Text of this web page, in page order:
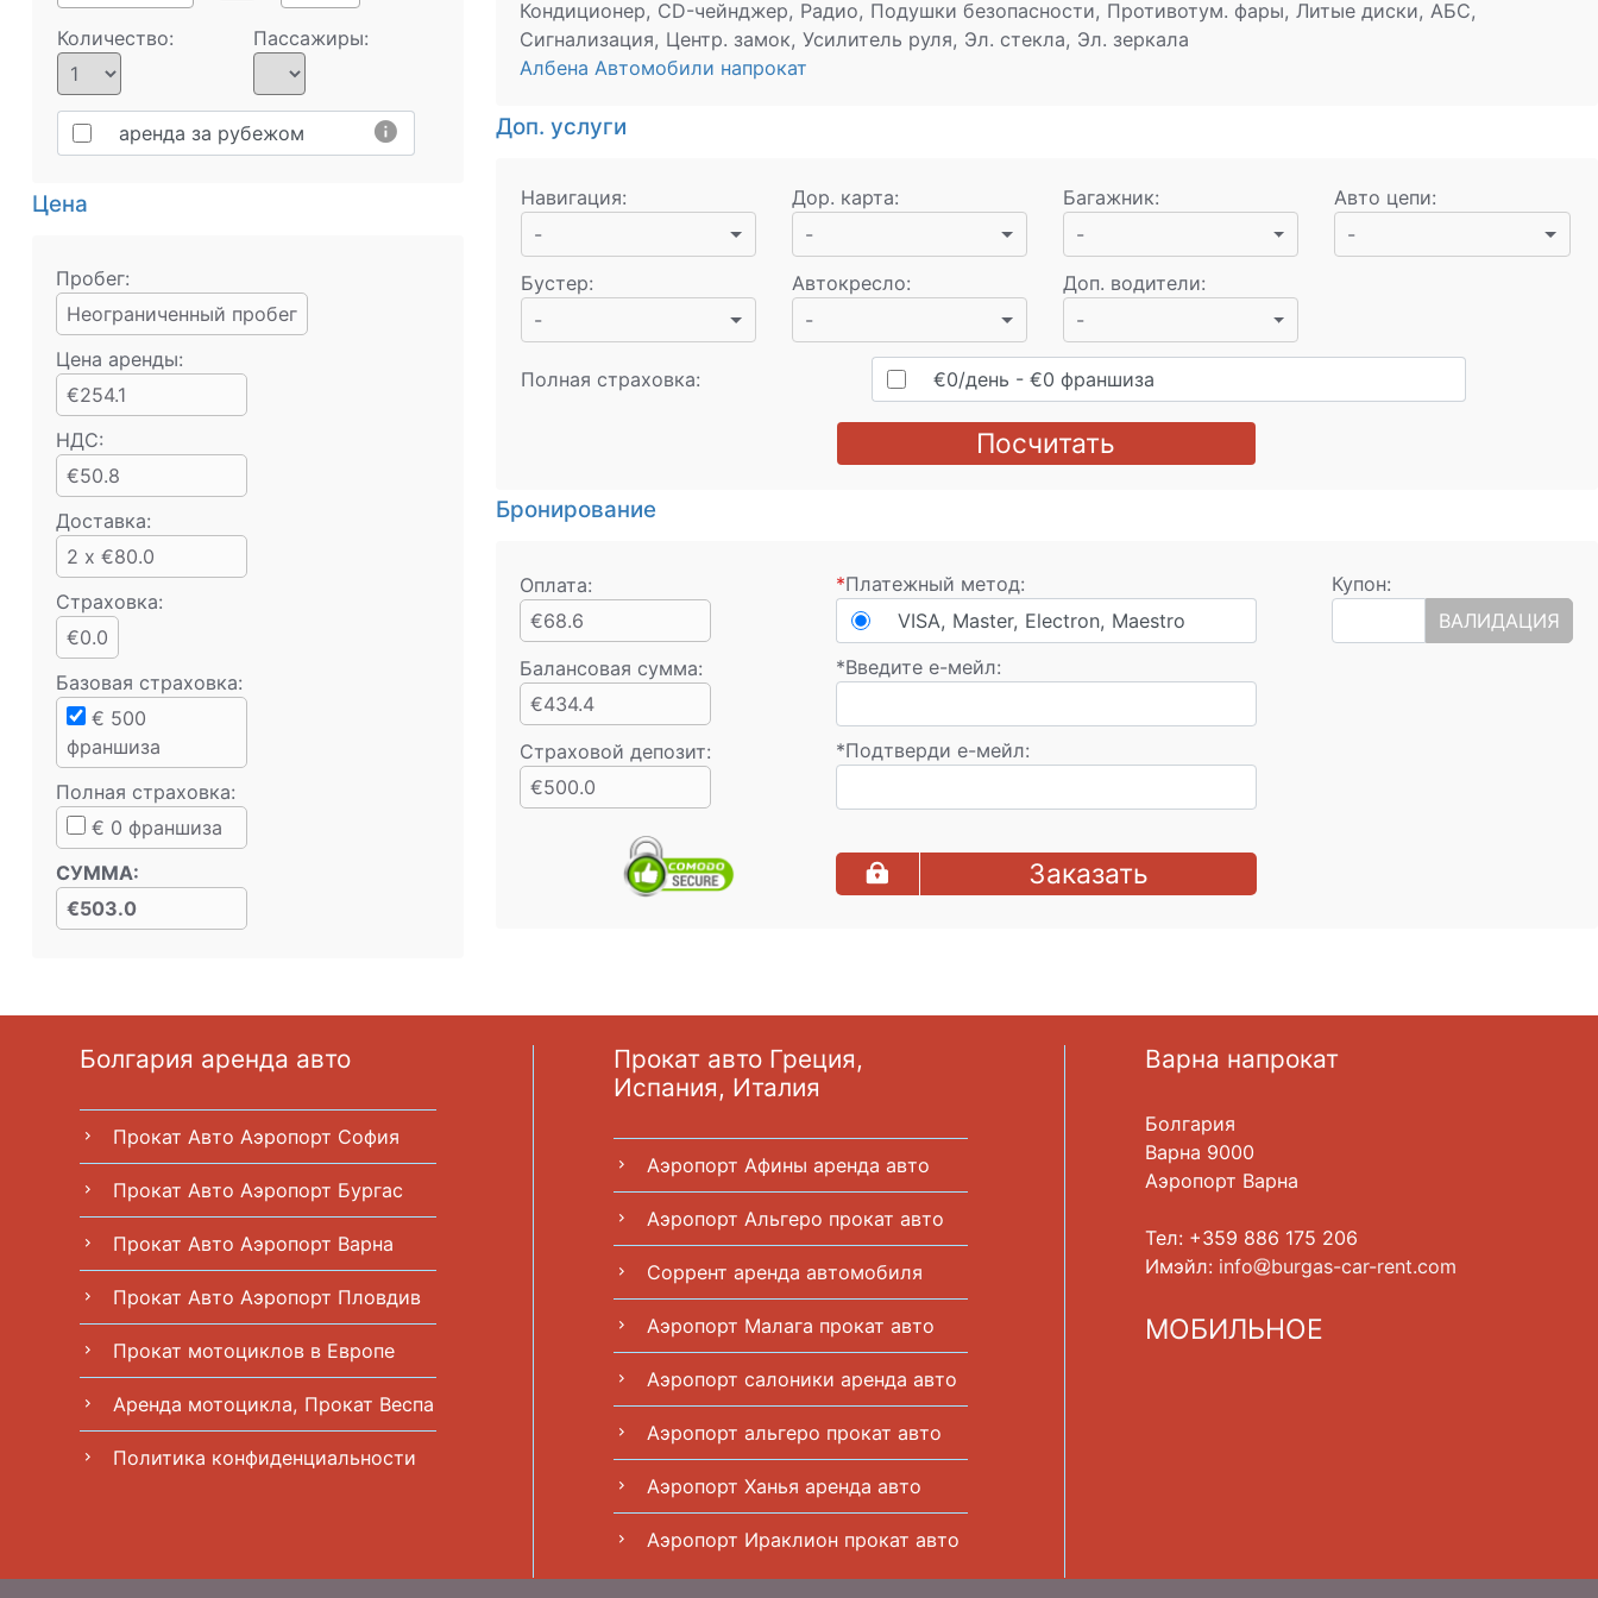
Количество: Пассажиры:
аренда за рубежом info
Цена
Пробег:
Неограниченный пробег
Цена аренды:
€254.1
НДС:
€50.8
Доставка:
2 x €80.0
Страховка:
€0.0
Базовая страховка:
€ 500
франшиза
Полная страховка:
€ 0 франшиза
СУММА:
€503.0
Кондиционер, CD-чейнджер, Радио, Подушки безопасности, Противотум. фары, Литые диски, АБС,
Сигнализация, Центр. замок, Усилитель руля, Эл. стекла, Эл. зеркала
Албена Автомобили напрокат
Доп. услуги
Навигация:
-
Дор. карта:
-
Багажник:
-
Авто цепи:
-
Бустер:
-
Автокресло:
-
Доп. водители:
-
Полная страховка: €0/день - €0 франшиза
Посчитать
Бронирование
Оплата:
€68.6
*Платежный метод:
VISA, Master, Electron, Maestro
Купон:
ВАЛИДАЦИЯ
Балансовая сумма:
€434.4
*Введите e-мейл:
Страховой депозит:
€500.0
*Подтверди е-мейл:
Заказать
Болгария аренда авто
chevron_right Прокат Авто Аэропорт София
chevron_right Прокат Авто Аэропорт Бургас
chevron_right Прокат Авто Аэропорт Варна
chevron_right Прокат Авто Аэропорт Пловдив
chevron_right Прокат мотоциклов в Европе
chevron_right Аренда мотоцикла, Прокат Веспа
chevron_right Политика конфиденциальности
Прокат авто Греция,
Испания, Италия
chevron_right Аэропорт Афины aренда авто
chevron_right Аэропорт Альгеро прокат авто
chevron_right Соррент аренда автомобиля
chevron_right Аэропорт Малага прокат авто
chevron_right Аэропорт салоники аренда авто
chevron_right Аэропорт альгеро прокат авто
chevron_right Аэропорт Ханья аренда авто
chevron_right Аэропорт Ираклион прокат авто
Варна напрокат
Болгария
Варна 9000
Аэропорт Варна
Тел: +359 886 175 206
Имэйл: info burgas-car-rent.com
МОБИЛЬНОЕ